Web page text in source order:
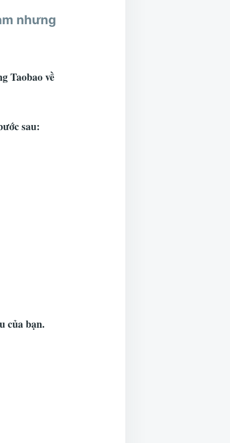
nhưng
Taobao về
sau:
của bạn.